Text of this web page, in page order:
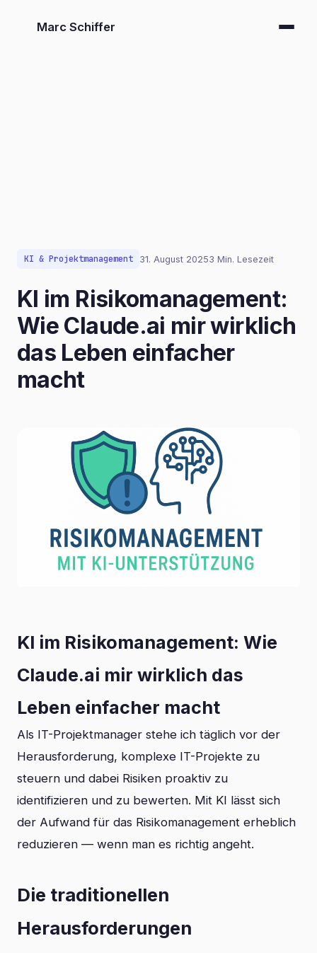
Marc Schiffer
KI & Projektmanagement 31. August 20253 Min. Lesezeit
KI im Risikomanagement:
Wie Claude.ai mir wirklich
das Leben einfacher
macht
KI im Risikomanagement: Wie
Claude.ai mir wirklich das
Leben einfacher macht
Als IT-Projektmanager stehe ich täglich vor der
Herausforderung, komplexe IT-Projekte zu
steuern und dabei Risiken proaktiv zu
identifizieren und zu bewerten. Mit KI lässt sich
der Aufwand für das Risikomanagement erheblich
reduzieren — wenn man es richtig angeht.
Die traditionellen
Herausforderungen